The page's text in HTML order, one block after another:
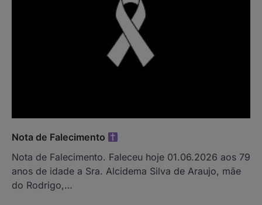
Nota de Falecimento
Nota de Falecimento. Faleceu hoje 01.06.2026 aos 79
anos de idade a Sra. Alcidema Silva de Araujo, mãe
do Rodrigo,…